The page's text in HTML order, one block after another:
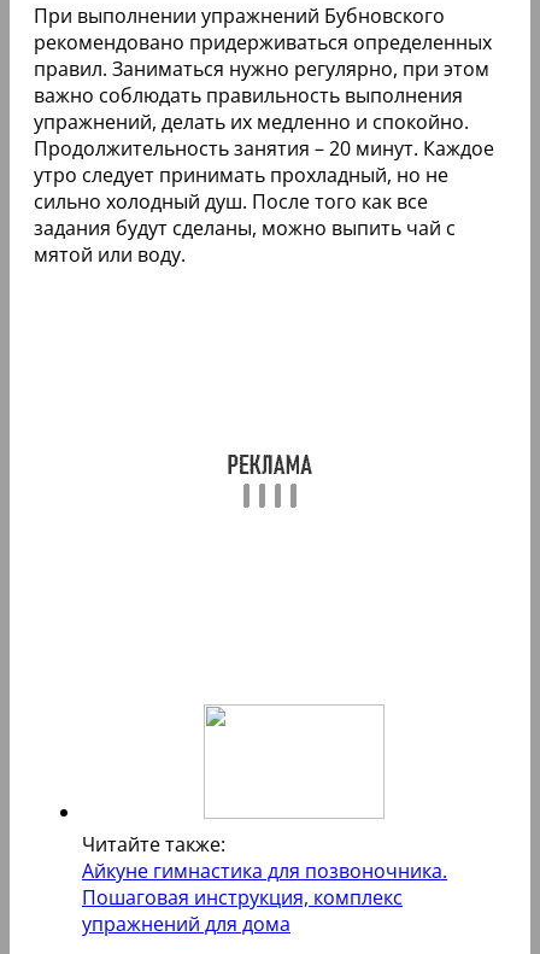
При выполнении упражнений Бубновского
рекомендовано придерживаться определенных
правил. Заниматься нужно регулярно, при этом
важно соблюдать правильность выполнения
упражнений, делать их медленно и спокойно.
Продолжительность занятия – 20 минут. Каждое
утро следует принимать прохладный, но не
сильно холодный душ. После того как все
задания будут сделаны, можно выпить чай с
мятой или воду.
Читайте также:
Айкуне гимнастика для позвоночника.
Пошаговая инструкция, комплекс
упражнений для дома